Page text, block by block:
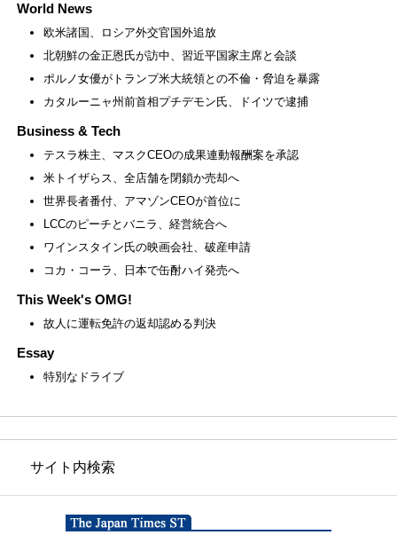
World News
欧米諸国、ロシア外交官国外追放
北朝鮮の金正恩氏が訪中、習近平国家主席と会談
ポルノ女優がトランプ米大統領との不倫・脅迫を暴露
カタルーニャ州前首相プチデモン氏、ドイツで逮捕
Business & Tech
テスラ株主、マスクCEOの成果連動報酬案を承認
米トイザらス、全店舗を閉鎖か売却へ
世界長者番付、アマゾンCEOが首位に
LCCのピーチとバニラ、経営統合へ
ワインスタイン氏の映画会社、破産申請
コカ・コーラ、日本で缶酎ハイ発売へ
This Week's OMG!
故人に運転免許の返却認める判決
Essay
特別なドライブ
サイト内検索